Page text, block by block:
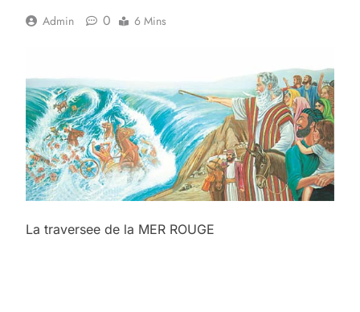
Admin 0 6 Mins
La traversee de la MER ROUGE